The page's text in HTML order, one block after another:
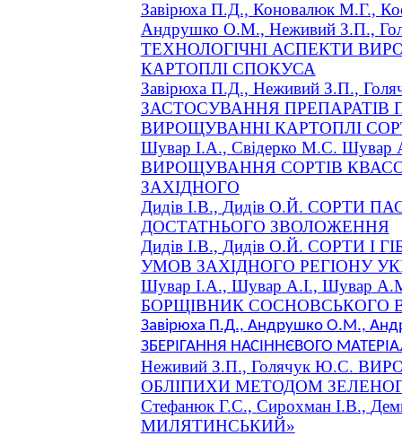
Завірюха П.Д., Коновалюк М.Г.,
Андрушко О.М., Неживий З.П.,
ТЕХНОЛОГІЧНІ АСПЕКТИ
КАРТОПЛІ СПОКУСА
Завірюха П.Д., Неживий З.П.,
ЗАСТОСУВАННЯ ПРЕПАРАТІВ
ВИРОЩУВАННІ КАРТОПЛІ
Шувар І.А., Свідерко М.С. Шувар
ВИРОЩУВАННЯ СОРТІВ
ЗАХІДНОГО
ДидівІ.В., ДидівО.Й. СОРТИ
ДОСТАТНЬОГО ЗВОЛОЖЕННЯ
ДидівІ.В., ДидівО.Й. СОРТИ І
УМОВ ЗАХІДНОГО РЕГІОНУ
Шувар І.А., Шувар А.І., Шувар
БОРЩІВНИК СОСНОВСЬКОГО
Завірюха П.Д., АндрушкоО.М.,
ЗБЕРІГАННЯ НАСІННЄВОГО
Неживий З.П., ГолячукЮ.С.
ОБЛІПИХИ МЕТОДОМ
СтефанюкГ.С., СирохманІ.В.,
МИЛЯТИНСЬКИЙ»